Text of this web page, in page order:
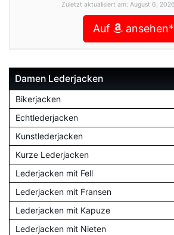
Zuletzt aktualisiert am: August 6,
Auf ansehen*
Damen Lederjacken
Bikerjacken
Echtlederjacken
Kunstlederjacken
Kurze Lederjacken
Lederjacken mit Fell
Lederjacken mit Fransen
Lederjacken mit Kapuze
Lederjacken mit Nieten